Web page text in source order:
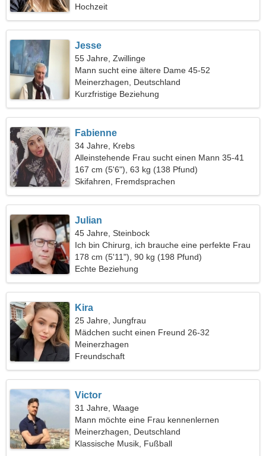
Hochzeit
Jesse
55 Jahre, Zwillinge
Mann sucht eine ältere Dame 45-52
Meinerzhagen, Deutschland
Kurzfristige Beziehung
Fabienne
34 Jahre, Krebs
Alleinstehende Frau sucht einen Mann 35-41
167 cm (5'6"), 63 kg (138 Pfund)
Skifahren, Fremdsprachen
Julian
45 Jahre, Steinbock
Ich bin Chirurg, ich brauche eine perfekte Frau
178 cm (5'11"), 90 kg (198 Pfund)
Echte Beziehung
Kira
25 Jahre, Jungfrau
Mädchen sucht einen Freund 26-32
Meinerzhagen
Freundschaft
Victor
31 Jahre, Waage
Mann möchte eine Frau kennenlernen
Meinerzhagen, Deutschland
Klassische Musik, Fußball